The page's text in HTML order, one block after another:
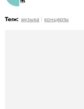
Теги: музыка концерты